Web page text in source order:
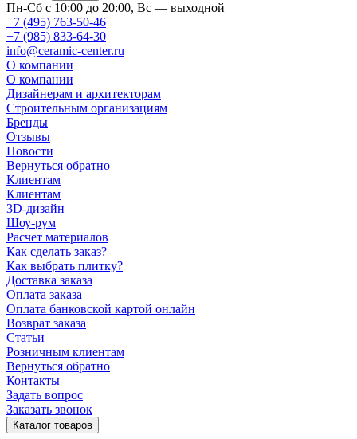
Пн-Сб с 10:00 до 20:00, Вс — выходной
+7 (495) 763-50-46
+7 (985) 833-64-30
info@ceramic-center.ru
О компании
О компании
Дизайнерам и архитекторам
Строительным организациям
Бренды
Отзывы
Новости
Вернуться обратно
Клиентам
Клиентам
3D-дизайн
Шоу-рум
Расчет материалов
Как сделать заказ?
Как выбрать плитку?
Доставка заказа
Оплата заказа
Оплата банковской картой онлайн
Возврат заказа
Статьи
Розничным клиентам
Вернуться обратно
Контакты
Задать вопрос
Заказать звонок
Каталог товаров